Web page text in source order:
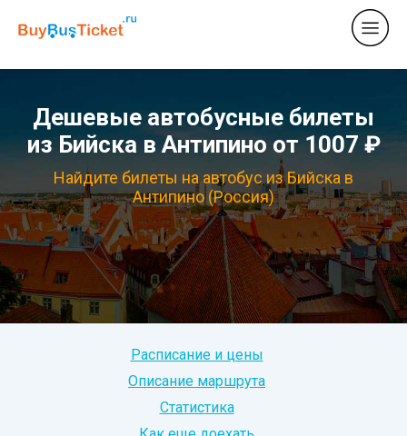
Дешевые автобусные билеты
из Бийска в Антипино от 1007 ₽
Найдите билеты на автобус из Бийска в
Антипино (Россия)
Расписание и цены
Описание маршрута
Статистика